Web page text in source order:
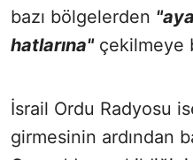
bazı bölgelerden
hatlarına"çekilmeye
İsrail Ordu Radyosu
girmesinin ardından